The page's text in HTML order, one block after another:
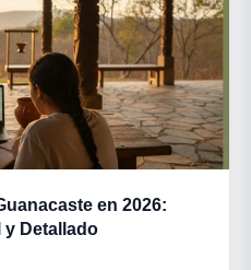
en 2026:
y Detallado